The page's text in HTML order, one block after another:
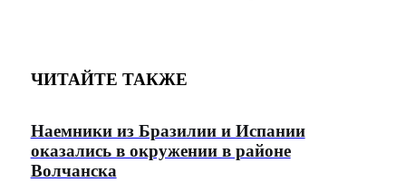
ЧИТАЙТЕ ТАКЖЕ
Наемники из Бразилии и Испании
оказались в окружении в районе
Волчанска